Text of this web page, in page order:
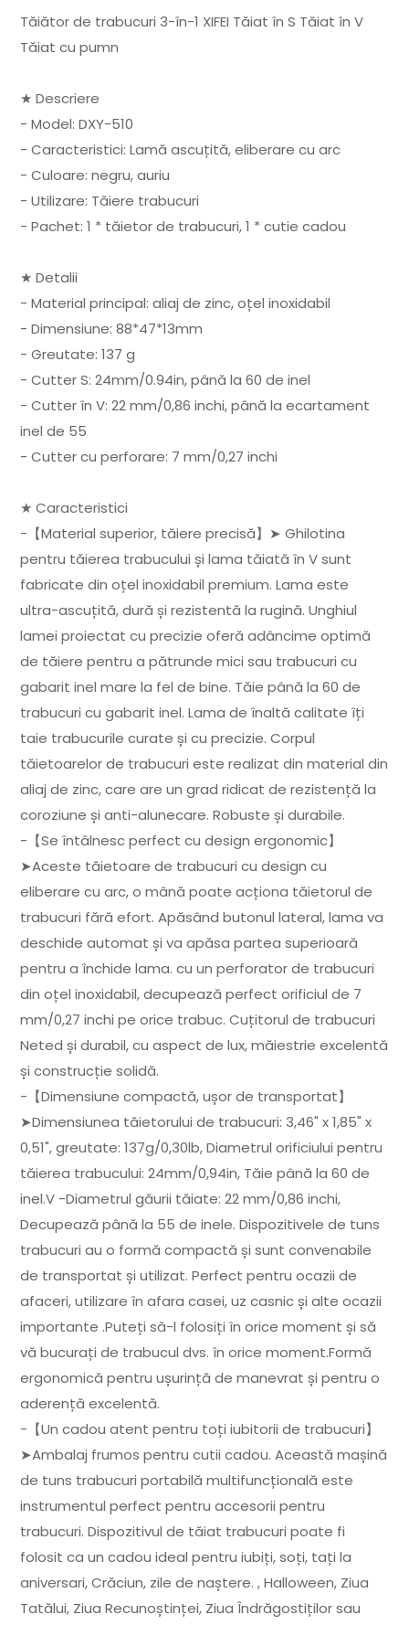
Tăiător de trabucuri 3-în-1 XIFEI Tăiat în S Tăiat în V
Tăiat cu pumn
★ Descriere
- Model: DXY-510
- Caracteristici: Lamă ascuțită, eliberare cu arc
- Culoare: negru, auriu
- Utilizare: Tăiere trabucuri
- Pachet: 1 * tăietor de trabucuri, 1 * cutie cadou
★ Detalii
- Material principal: aliaj de zinc, oțel inoxidabil
- Dimensiune: 88*47*13mm
- Greutate: 137 g
- Cutter S: 24mm/0.94in, până la 60 de inel
- Cutter în V: 22 mm/0,86 inchi, până la ecartament
inel de 55
- Cutter cu perforare: 7 mm/0,27 inchi
★ Caracteristici
-【Material superior, tăiere precisă】➤ Ghilotina
pentru tăierea trabucului și lama tăiată în V sunt
fabricate din oțel inoxidabil premium. Lama este
ultra-ascuțită, dură și rezistentă la rugină. Unghiul
lamei proiectat cu precizie oferă adâncime optimă
de tăiere pentru a pătrunde mici sau trabucuri cu
gabarit inel mare la fel de bine. Tăie până la 60 de
trabucuri cu gabarit inel. Lama de înaltă calitate îți
taie trabucurile curate și cu precizie. Corpul
tăietoarelor de trabucuri este realizat din material din
aliaj de zinc, care are un grad ridicat de rezistență la
coroziune și anti-alunecare. Robuste și durabile.
-【Se întâlnesc perfect cu design ergonomic】
➤Aceste tăietoare de trabucuri cu design cu
eliberare cu arc, o mână poate acționa tăietorul de
trabucuri fără efort. Apăsând butonul lateral, lama va
deschide automat și va apăsa partea superioară
pentru a închide lama. cu un perforator de trabucuri
din oțel inoxidabil, decupează perfect orificiul de 7
mm/0,27 inchi pe orice trabuc. Cuțitorul de trabucuri
Neted și durabil, cu aspect de lux, măiestrie excelentă
și construcție solidă.
-【Dimensiune compactă, ușor de transportat】
➤Dimensiunea tăietorului de trabucuri: 3,46" x 1,85" x
0,51", greutate: 137g/0,30lb, Diametrul orificiului pentru
tăierea trabucului: 24mm/0,94in, Tăie până la 60 de
inel.V -Diametrul găurii tăiate: 22 mm/0,86 inchi,
Decupează până la 55 de inele. Dispozitivele de tuns
trabucuri au o formă compactă și sunt convenabile
de transportat și utilizat. Perfect pentru ocazii de
afaceri, utilizare în afara casei, uz casnic și alte ocazii
importante .Puteți să-l folosiți în orice moment și să
vă bucurați de trabucul dvs. în orice moment.Formă
ergonomică pentru ușurință de manevrat și pentru o
aderență excelentă.
-【Un cadou atent pentru toți iubitorii de trabucuri】
➤Ambalaj frumos pentru cutii cadou. Această mașină
de tuns trabucuri portabilă multifuncțională este
instrumentul perfect pentru accesorii pentru
trabucuri. Dispozitivul de tăiat trabucuri poate fi
folosit ca un cadou ideal pentru iubiți, soți, tați la
aniversari, Crăciun, zile de naștere. , Halloween, Ziua
Tatălui, Ziua Recunoștinței, Ziua Îndrăgostiților sau